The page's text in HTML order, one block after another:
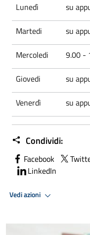
Lunedì
su
Martedi
su
Mercoledi
9.00 -
Giovedi
su
Venerdì
su
Condividi:
Facebook
LinkedIn
Vedi azioni